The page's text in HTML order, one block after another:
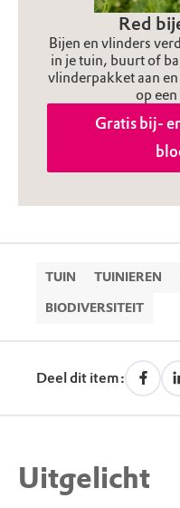
Red
Bijen en vlinders
in je tuin, buurt of
vlinderpakket aan
op
Gratis bij-
TUIN TUINIEREN
BIODIVERSITEIT
Deel dit item:
Uitgelicht